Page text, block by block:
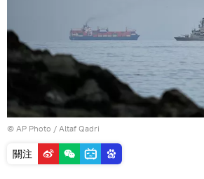
© AP Photo / Altaf Qadri
關注